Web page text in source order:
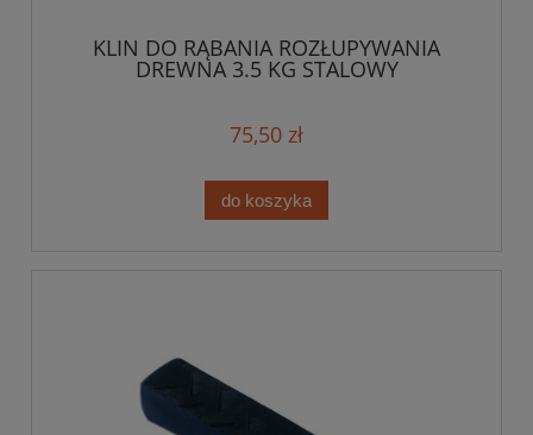
KLIN DO RĄBANIA ROZŁUPYWANIA
DREWNA 3.5 KG STALOWY
75,50 zł
do koszyka